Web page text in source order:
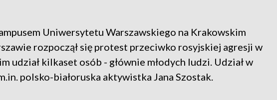
Uniwersytetu Warszawskiego na Krakowskim
rozpoczął się protest przeciwko rosyjskiej agresji w
udział kilkaset osób - głównie młodych ludzi. Udział w
polsko-białoruska aktywistka Jana Szostak.